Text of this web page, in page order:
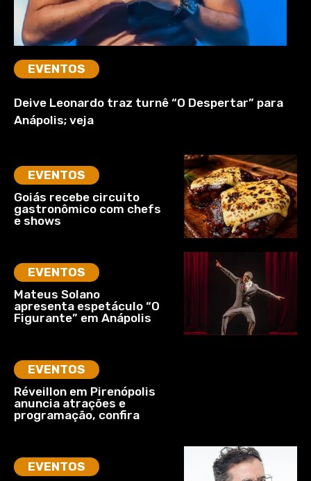
EVENTOS
Deive Leonardo traz turnê “O Despertar” para
Anápolis; veja
EVENTOS
Goiás recebe circuito
gastronômico com chefs
e shows
EVENTOS
Mateus Solano
apresenta espetáculo “O
Figurante” em Anápolis
EVENTOS
Réveillon em Pirenópolis
anuncia atrações e
programação, confira
EVENTOS